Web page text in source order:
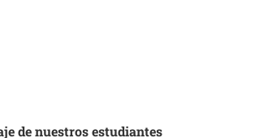
de nuestros estudiantes